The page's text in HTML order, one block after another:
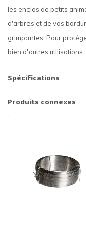
les enclos de petits
d'arbres et de vos
grimpantes. Pour
bien d'autres utilisations.
Spécifications
Produits connexes